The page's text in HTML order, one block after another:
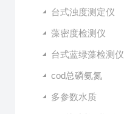
台式浊度测定仪
藻密度检测仪
台式蓝绿藻检测仪
cod总磷氨氮
多参数水质